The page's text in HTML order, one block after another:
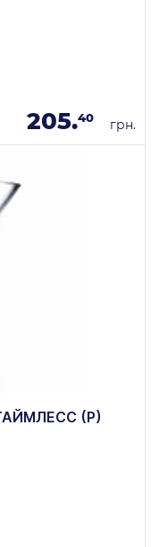
205.40 грн.
(Р)